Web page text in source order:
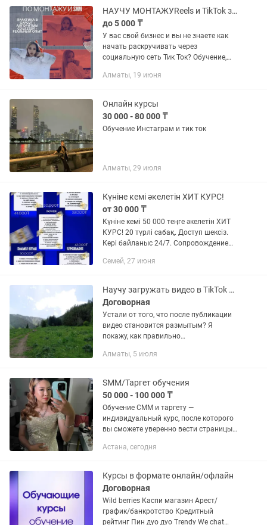
НАУЧУ МОНТАЖУReels и TikTok за 1 день без воды
до 5 000 ₸
У вас свой бизнес и вы не знаете как
начать раскручивать через
социальную сеть Тик Ток? Обучение,
реальном опыте. Я сама — как ваш
Алматы, 19 июня
Онлайн курсы
30 000 - 80 000 ₸
Обучение Инстаграм и тик ток
Алматы, 29 июля
Күніне кемі әкелетін ХИТ КУРС!
от 30 000 ₸
Күніне кемі 50 000 теңге әкелетін ХИТ
КУРС! 20 түрлі сабақ. Доступ шексіз.
Кері байланыс 24/7. Сопровождение
Семей, 27 июня
Научу загружать видео в TikTok без потери качества
Договорная
Устали от того, что после публикации
видео становится размытым? Я
покажу, как правильно
загружать видео в TikTok, чтобы
качество. Мой...
Алматы, 5 июля
SMM/Таргет обучения
50 000 - 100 000 ₸
Обучение СММ и таргету —
индивидуальный курс, после которого
вы сможете уверенно вести страницы
и зарабатывать в этой сфере.
Астана, сегодня
Курсы в формате онлайн/офлайн
Договорная
Wild berries Каспи магазин Арест/
график/банкротство Кредитный
рейтинг Пин дуо дуо Trendy We chat